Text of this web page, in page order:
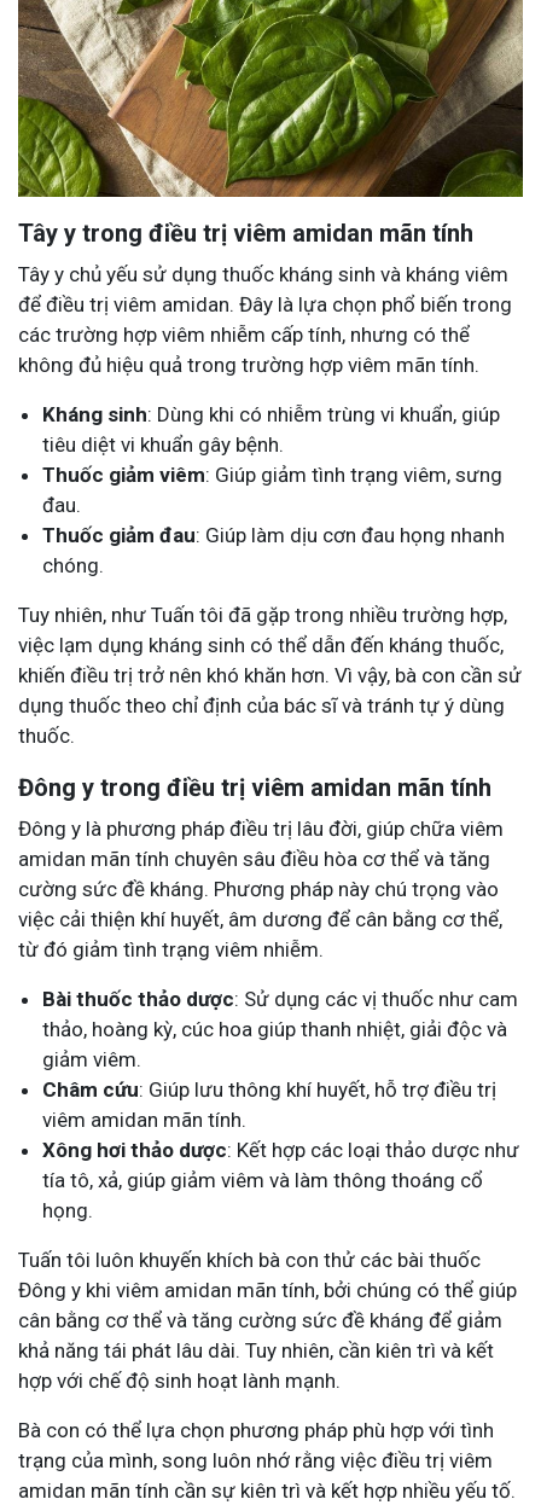
Tây y trong điều trị viêm amidan mãn tính
Tây y chủ yếu sử dụng thuốc kháng sinh và kháng viêm
để điều trị viêm amidan. Đây là lựa chọn phổ biến trong
các trường hợp viêm nhiễm cấp tính, nhưng có thể
không đủ hiệu quả trong trường hợp viêm mãn tính.
Kháng sinh: Dùng khi có nhiễm trùng vi khuẩn, giúp
tiêu diệt vi khuẩn gây bệnh.
Thuốc giảm viêm: Giúp giảm tình trạng viêm, sưng
đau.
Thuốc giảm đau: Giúp làm dịu cơn đau họng nhanh
chóng.
Tuy nhiên, như Tuấn tôi đã gặp trong nhiều trường hợp,
việc lạm dụng kháng sinh có thể dẫn đến kháng thuốc,
khiến điều trị trở nên khó khăn hơn. Vì vậy, bà con cần sử
dụng thuốc theo chỉ định của bác sĩ và tránh tự ý dùng
thuốc.
Đông y trong điều trị viêm amidan mãn tính
Đông y là phương pháp điều trị lâu đời, giúp chữa viêm
amidan mãn tính chuyên sâu điều hòa cơ thể và tăng
cường sức đề kháng. Phương pháp này chú trọng vào
việc cải thiện khí huyết, âm dương để cân bằng cơ thể,
từ đó giảm tình trạng viêm nhiễm.
Bài thuốc thảo dược: Sử dụng các vị thuốc như cam
thảo, hoàng kỳ, cúc hoa giúp thanh nhiệt, giải độc và
giảm viêm.
Châm cứu: Giúp lưu thông khí huyết, hỗ trợ điều trị
viêm amidan mãn tính.
Xông hơi thảo dược: Kết hợp các loại thảo dược như
tía tô, xả, giúp giảm viêm và làm thông thoáng cổ
họng.
Tuấn tôi luôn khuyến khích bà con thử các bài thuốc
Đông y khi viêm amidan mãn tính, bởi chúng có thể giúp
cân bằng cơ thể và tăng cường sức đề kháng để giảm
khả năng tái phát lâu dài. Tuy nhiên, cần kiên trì và kết
hợp với chế độ sinh hoạt lành mạnh.
Bà con có thể lựa chọn phương pháp phù hợp với tình
trạng của mình, song luôn nhớ rằng việc điều trị viêm
amidan mãn tính cần sự kiên trì và kết hợp nhiều yếu tố.